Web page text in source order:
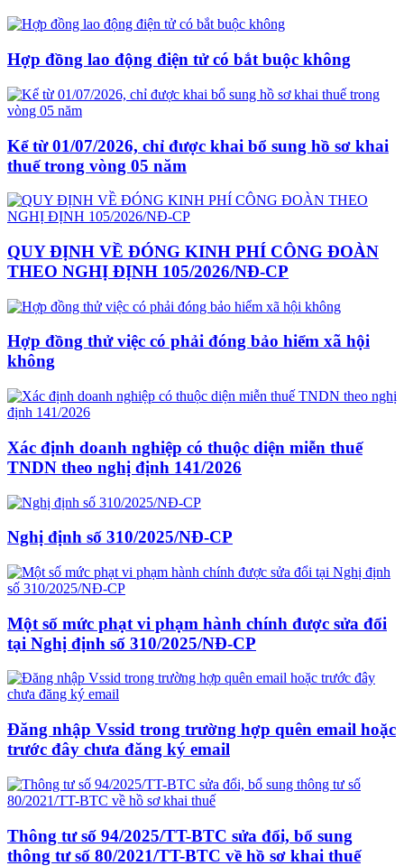
Hợp đồng lao động điện tử có bắt buộc không
Kể từ 01/07/2026, chỉ được khai bổ sung hồ sơ khai
thuế trong vòng 05 năm
QUY ĐỊNH VỀ ĐÓNG KINH PHÍ CÔNG ĐOÀN
THEO NGHỊ ĐỊNH 105/2026/NĐ-CP
Hợp đồng thử việc có phải đóng bảo hiểm xã hội
không
Xác định doanh nghiệp có thuộc diện miễn thuế
TNDN theo nghị định 141/2026
Nghị định số 310/2025/NĐ-CP
Một số mức phạt vi phạm hành chính được sửa đổi
tại Nghị định số 310/2025/NĐ-CP
Đăng nhập Vssid trong trường hợp quên email hoặc
trước đây chưa đăng ký email
Thông tư số 94/2025/TT-BTC sửa đổi, bổ sung
thông tư số 80/2021/TT-BTC về hồ sơ khai thuế